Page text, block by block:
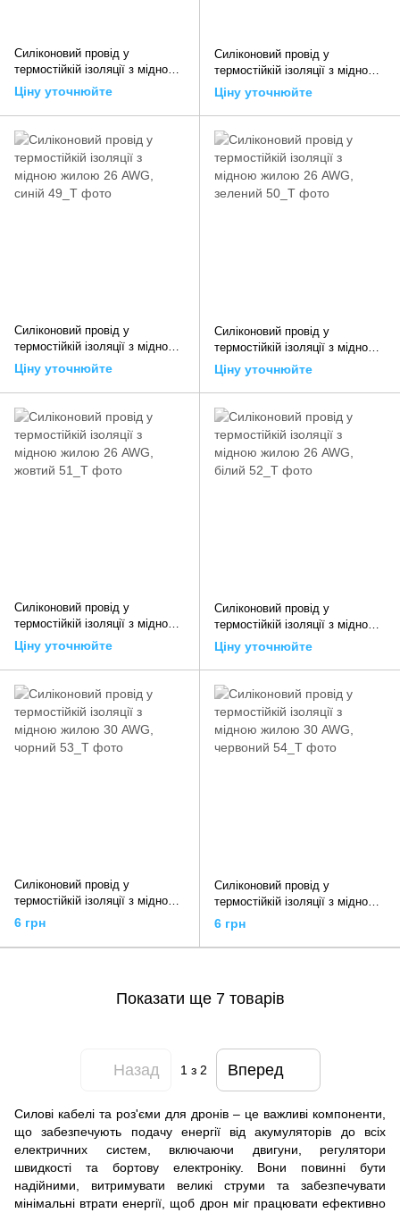
Силіконовий провід у
термостійкій ізоляції з мідною
жилою 26 AWG, сірий
Ціну уточнюйте
Силіконовий провід у
термостійкій ізоляції з мідною
жилою 26 AWG, чорний
Ціну уточнюйте
Силіконовий провід у
термостійкій ізоляції з мідною
жилою 26 AWG, синій
Ціну уточнюйте
Силіконовий провід у
термостійкій ізоляції з мідною
жилою 26 AWG, зелений
Ціну уточнюйте
Силіконовий провід у
термостійкій ізоляції з мідною
жилою 26 AWG, жовтий
Ціну уточнюйте
Силіконовий провід у
термостійкій ізоляції з мідною
жилою 26 AWG, білий
Ціну уточнюйте
Силіконовий провід у
термостійкій ізоляції з мідною
жилою 30 AWG, чорний
6 грн
Силіконовий провід у
термостійкій ізоляції з мідною
жилою 30 AWG, червоний
6 грн
Показати ще 7 товарів
Назад 1з 2 Вперед
Силові кабелі та роз'єми для дронів – це важливі компоненти,
що забезпечують подачу енергії від акумуляторів до всіх
електричних систем, включаючи двигуни, регулятори
швидкості та бортову електроніку. Вони повинні бути
надійними, витримувати великі струми та забезпечувати
мінімальні втрати енергії, щоб дрон міг працювати ефективно